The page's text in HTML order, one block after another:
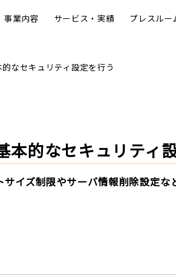
事業内容 サービス・実績 プレスルー
なセキュリティ設定を行う
的なセキュリティ
イズ制限やサーバ情報削除設定な